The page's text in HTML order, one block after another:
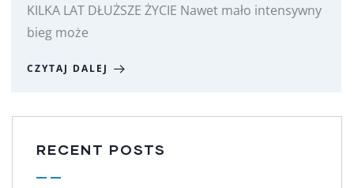
KILKA LAT DŁUŻSZE ŻYCIE Nawet mało intensywny
bieg może
CZYTAJ DALEJ
RECENT POSTS